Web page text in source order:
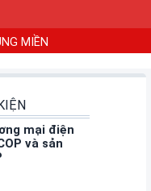
MIỀN
mại điện
và sản